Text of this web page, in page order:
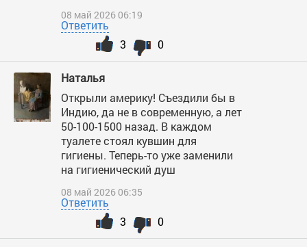
08 май 2026 06:19
Ответить
0
3
Наталья
Открыли америку! Съездили бы в
Индию, да не в современную, а лет
50-100-1500 назад. В каждом
туалете стоял кувшин для
гигиены. Теперь-то уже заменили
на гигиенический душ
08 май 2026 06:35
Ответить
0
3